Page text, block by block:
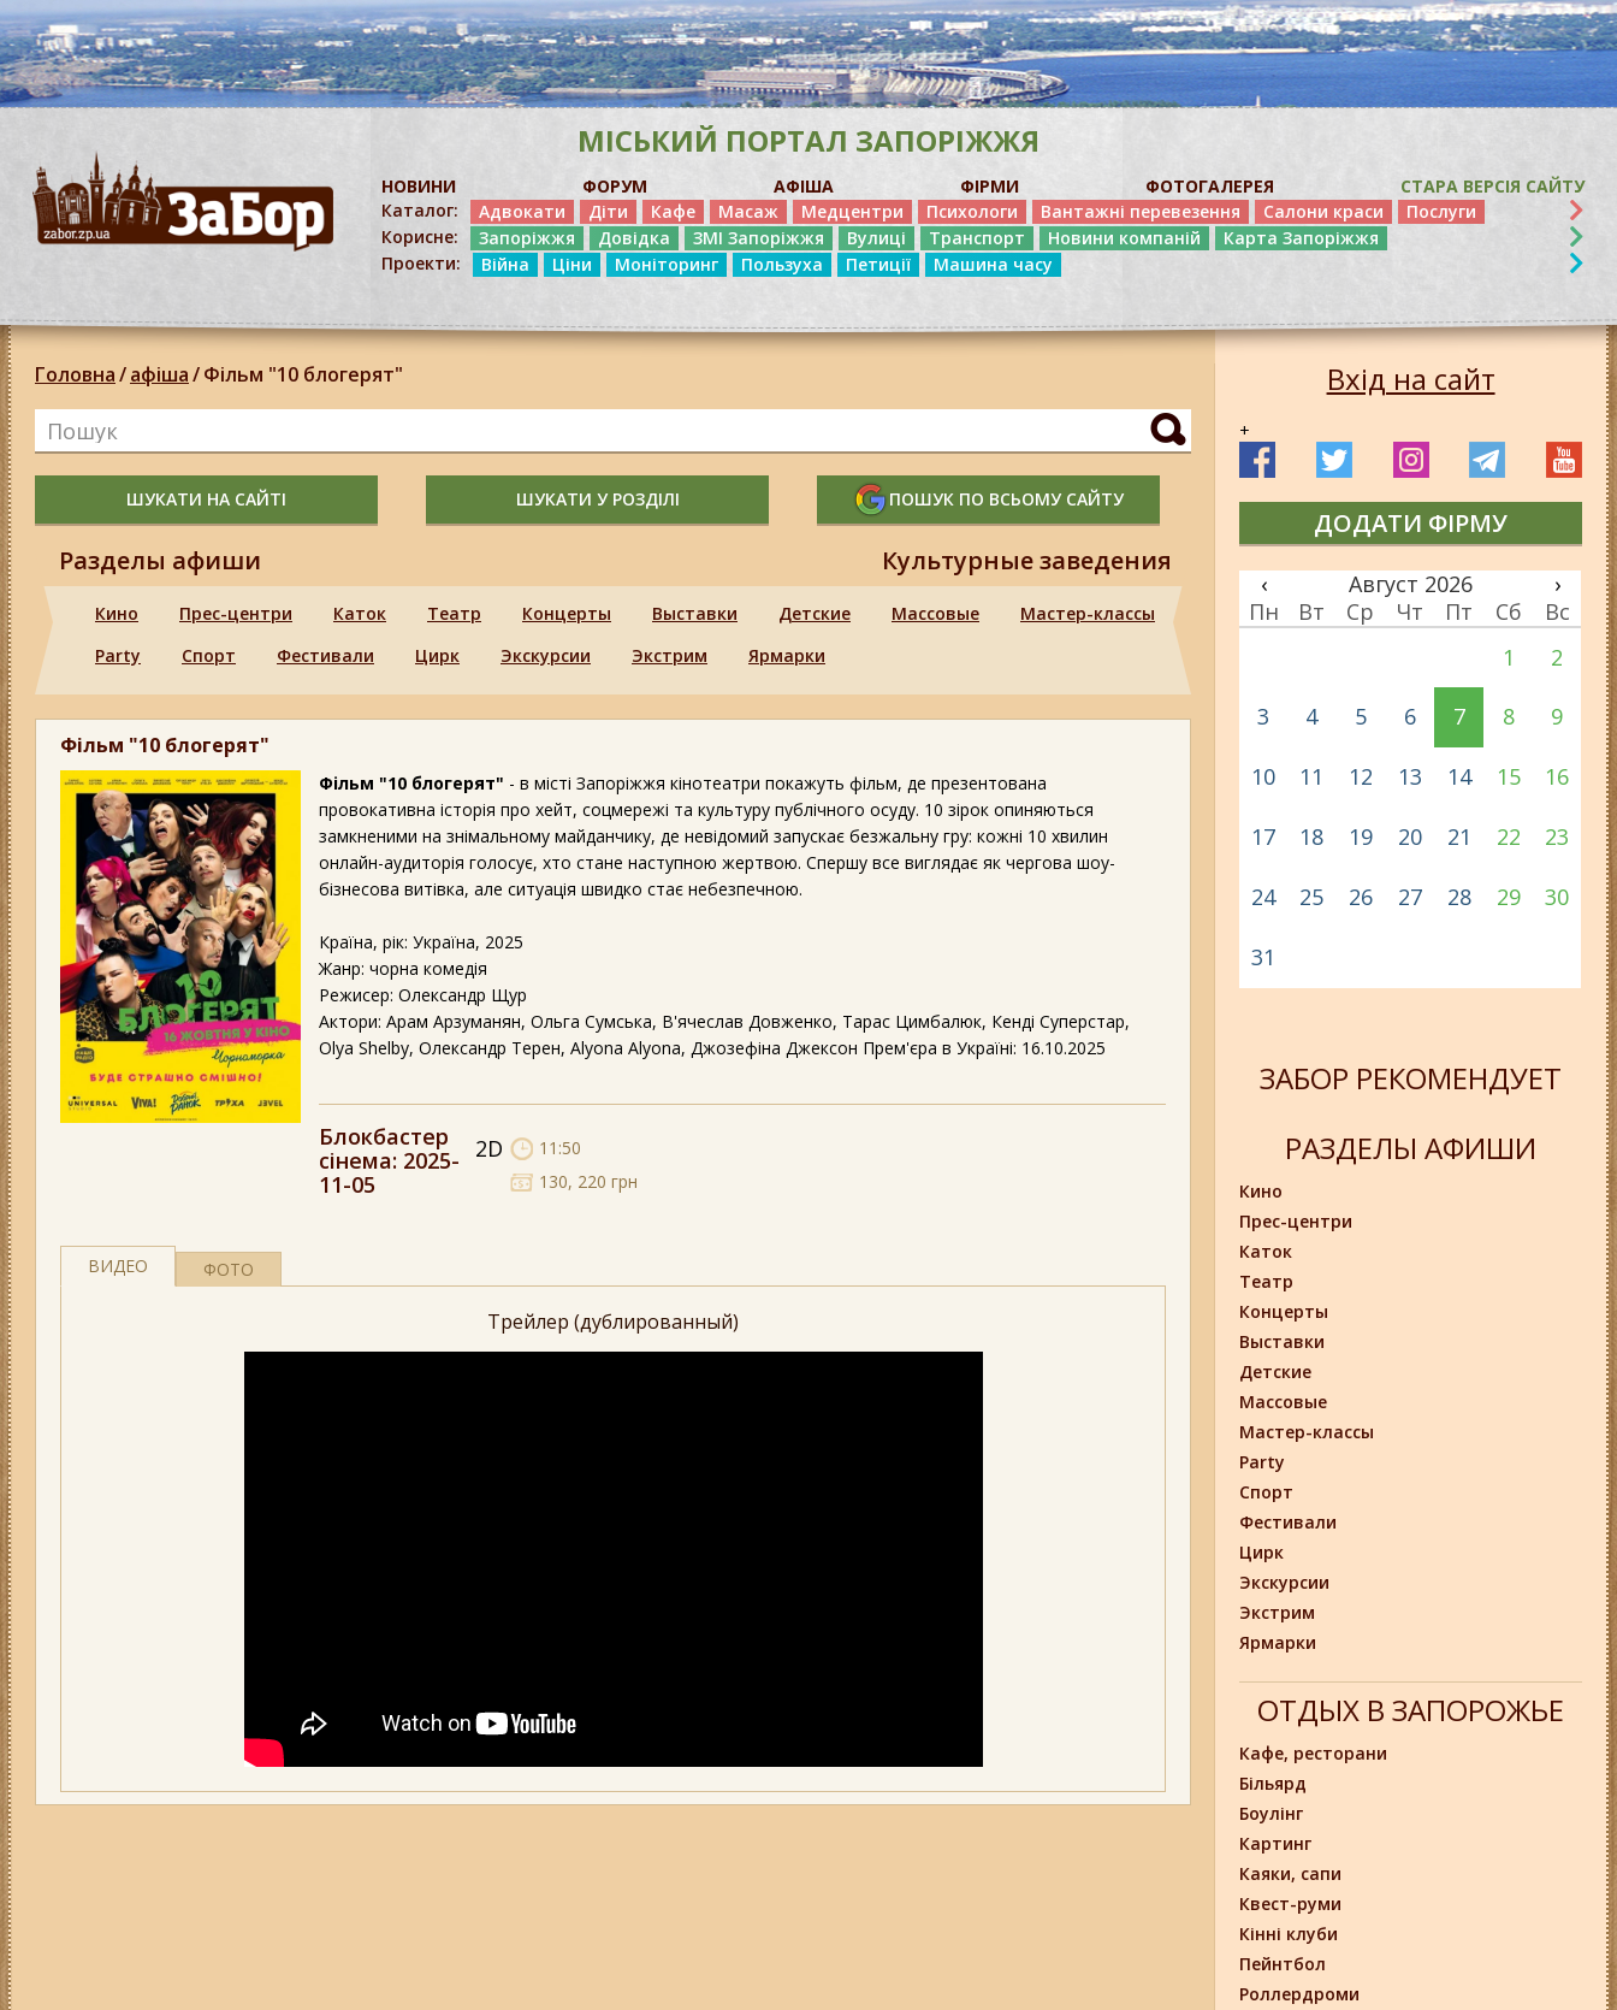
МІСЬКИЙ ПОРТАЛ ЗАПОРІЖЖЯ
НОВИНИ ФОРУМ АФІША ФІРМИ ФОТОГАЛЕРЕЯ
СТАРА ВЕРСІЯ САЙТУ
Каталог:
Адвокати Діти Кафе Масаж Медцентри Психологи Вантажні перевезення Салони краси
Послуги
Корисне:
Запоріжжя Довідка ЗМІ Запоріжжя Вулиці Транспорт Новини компаній
Карта Запоріжжя
Проекти:
Війна Ціни Моніторинг Пользуха Петиції Машина часу
Головна/афіша/Фільм "10 блогерят"
ШУКАТИ НА САЙТІ ШУКАТИ У РОЗДІЛІ ПОШУК ПО ВСЬОМУ САЙТУ
Разделы афиши Культурные заведения
Кино Прес-центри Каток Театр Концерты Выставки Детские Массовые
Мастер-классы
Party
Спорт Фестивали Цирк Экскурсии Экстрим Ярмарки
Фільм "10 блогерят"
Фільм "10 блогерят" - в місті Запоріжжя кінотеатри покажуть фільм, де презентована
провокативна історія про хейт, соцмережі та культуру публічного осуду. 10 зірок опиняються
замкненими на знімальному майданчику, де невідомий запускає безжальну гру: кожні 10 хвилин
онлайн-аудиторія голосує, хто стане наступною жертвою. Спершу все виглядає як чергова шоу-
бізнесова витівка, але ситуація швидко стає небезпечною.
Країна, рік: Україна, 2025
Жанр: чорна комедія
Режисер: Олександр Щур
Актори: Арам Арзуманян, Ольга Сумська, В'ячеслав Довженко, Тарас Цимбалюк, Кенді Суперстар,
Olya Shelby, Олександр Терен, Alyona Alyona, Джозефіна Джексон Прем'єра в Україні: 16.10.2025
Блокбастер
сінема: 2025-
11-05
2D
11:50
130, 220 грн
ВИДЕО ФОТО
Трейлер (дублированный)
Вхід на сайт
+
ДОДАТИ ФІРМУ
1 2
3 4 5 6 7 8 9
10 11 12 13 14 15 16
17 18 19 20 21 22 23
24 25 26 27 28 29 30
31
‹ Август 2026
›
Пн
Вт Ср Чт Пт Сб Вс
ЗАБОР РЕКОМЕНДУЕТ
РАЗДЕЛЫ АФИШИ
Кино
Прес-центри
Каток
Театр
Концерты
Выставки
Детские
Массовые
Мастер-классы
Party
Спорт
Фестивали
Цирк
Экскурсии
Экстрим
Ярмарки
ОТДЫХ В ЗАПОРОЖЬЕ
Кафе, ресторани
Більярд
Боулінг
Картинг
Каяки, сапи
Квест-руми
Кінні клуби
Пейнтбол
Роллердроми